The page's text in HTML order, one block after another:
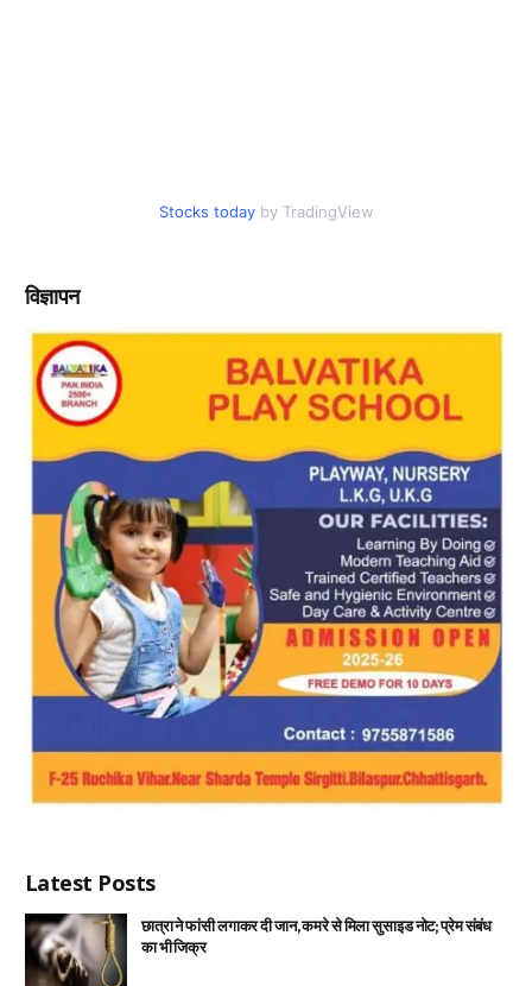
Stocks today by TradingView
विज्ञापन
Latest Posts
छात्रा ने फांसी लगाकर दी जान, कमरे से मिला सुसाइड नोट; प्रेम संबंध
का भी जिक्र